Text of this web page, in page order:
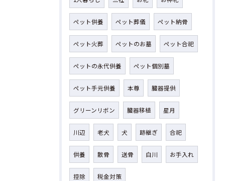
ペット供養 ペット葬儀 ペット納骨
ペット火葬 ペットのお墓 ペット合祀
ペットの永代供養 ペット個別墓
ペット手元供養 本尊 臓器提供
グリーンリボン 臓器移植 星月
川辺 老犬 犬 跡継ぎ 合祀
供養 散骨 送骨 白川 お手入れ
控除 税金対策